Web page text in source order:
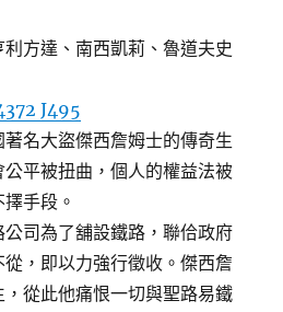
方達、南西凱莉、魯道夫史
J495
名大盜傑西詹姆士的傳奇生
平被扭曲，個人的權益法被
手段。
司為了舖設鐵路，聯佮政府
，即以力強行徵收。傑西詹
從此他痛恨一切與聖路易鐵